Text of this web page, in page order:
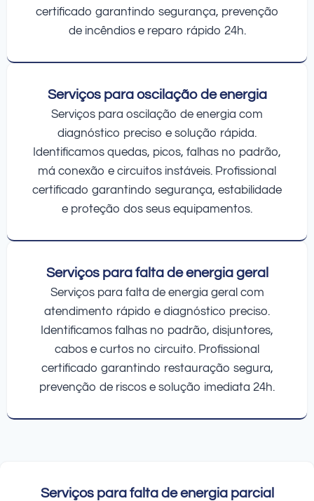
certificado garantindo segurança, prevenção
de incêndios e reparo rápido 24h.
Serviços para oscilação de energia
Serviços para oscilação de energia com
diagnóstico preciso e solução rápida.
Identificamos quedas, picos, falhas no padrão,
má conexão e circuitos instáveis. Profissional
certificado garantindo segurança, estabilidade
e proteção dos seus equipamentos.
Serviços para falta de energia geral
Serviços para falta de energia geral com
atendimento rápido e diagnóstico preciso.
Identificamos falhas no padrão, disjuntores,
cabos e curtos no circuito. Profissional
certificado garantindo restauração segura,
prevenção de riscos e solução imediata 24h.
Serviços para falta de energia parcial